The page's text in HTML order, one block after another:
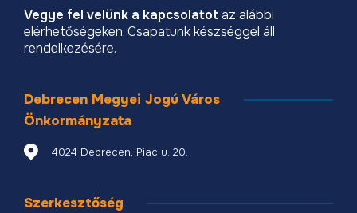
Vegye fel velünk a kapcsolatot az alábbi
elérhetőségeken. Csapatunk készséggel áll
rendelkezésére.
Debrecen Megyei Jogú Város
Önkormányzata
4024 Debrecen, Piac u. 20.
Szerkesztőség